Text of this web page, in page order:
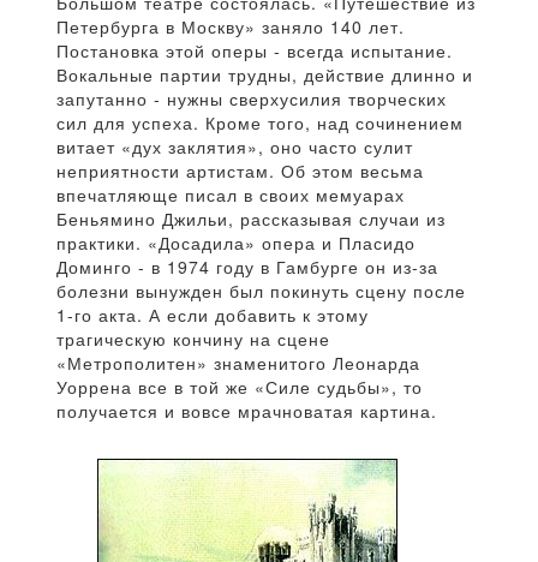
Петербурга в Москву» заняло 140 лет.
Постановка этой оперы - всегда испытание.
Вокальные партии трудны, действие длинно и
запутанно - нужны сверхусилия творческих
сил для успеха. Кроме того, над сочинением
витает «дух заклятия», оно часто сулит
неприятности артистам. Об этом весьма
впечатляюще писал в своих мемуарах
Беньямино Джильи, рассказывая случаи из
практики. «Досадила» опера и Пласидо
Доминго - в 1974 году в Гамбурге он из-за
болезни вынужден был покинуть сцену после
1-го акта. А если добавить к этому
трагическую кончину на сцене
«Метрополитен» знаменитого Леонарда
Уоррена все в той же «Силе судьбы», то
получается и вовсе мрачноватая картина.